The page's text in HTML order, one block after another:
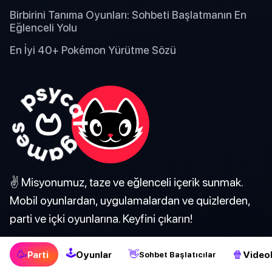
🥳Parti 🕹Oyunlar 👋Sohbet Başlatıcılar 🍿
Birbirini Tanıma Oyunları: Sohbeti Başlatmanın En
Eğlenceli Yolu
En İyi 40+ Pokémon Yürütme Sözü
✌️ Misyonumuz, taze ve eğlenceli içerik sunmak.
Mobil oyunlardan, uygulamalardan ve quizlerden,
parti ve içki oyunlarına. Keyfini çıkarın!
Türkçe